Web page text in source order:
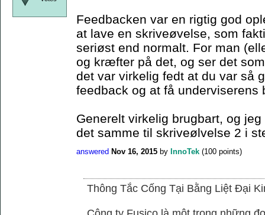
Feedbacken var en rigtig god
at lave en skriveøvelse, som
seriøst end normalt. For man
og kræfter på det, og ser det
det var virkelig fedt at du var så
feedback og at få underviserens
Generelt virkelig brugbart, og
det samme til skriveølvelse 2 i
answered Nov 16, 2015 by InnoTek (100 points)
Thông Tắc Cống Tại Bằng Liệt Đại